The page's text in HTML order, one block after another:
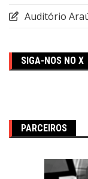
Auditório
SIGA-NOS NO X
PARCEIROS